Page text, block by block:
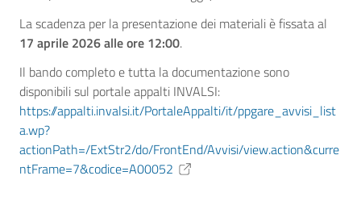
La scadenza per la presentazione dei materiali è fissata al
17 aprile 2026 alle ore 12:00.
Il bando completo e tutta la documentazione sono
disponibili sul portale appalti INVALSI:
https://appalti.invalsi.it/PortaleAppalti/it/ppgare_avvisi_list
a.wp?
actionPath=/ExtStr2/do/FrontEnd/Avvisi/view.action&curre
ntFrame=7&codice=A00052